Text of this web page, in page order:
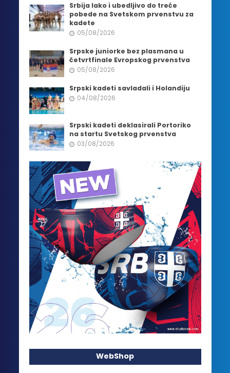
Srbija lako i ubedljivo do treće
pobede na Svetskom prvenstvu za
kadete
05/08/2026
Srpske juniorke bez plasmana u
četvrtfinale Evropskog prvenstva
05/08/2026
Srpski kadeti savladali i Holandiju
04/08/2026
Srpski kadeti deklasirali Portoriko
na startu Svetskog prvenstva
03/08/2026
WebShop